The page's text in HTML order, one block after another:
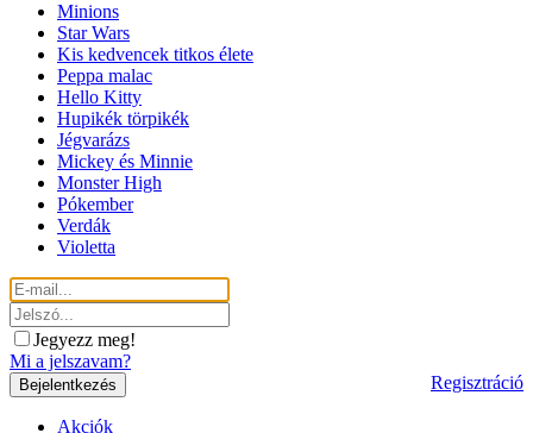
Minions
Star Wars
Kis kedvencek titkos élete
Peppa malac
Hello Kitty
Hupikék törpikék
Jégvarázs
Mickey és Minnie
Monster High
Pókember
Verdák
Violetta
Jegyezz meg!
Mi a jelszavam?
Regisztráció
Akciók